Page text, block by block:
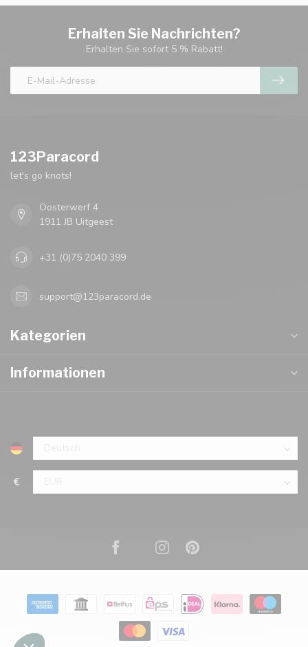
Erhalten Sie Nachrichten?
Erhalten Sie sofort 5 % Rabatt!
123Paracord
let's go knots!
Oosterwerf 4
1911 JB Uitgeest
+31 (0)75 2040 399
support@123paracord.de
Kategorien
Informationen
€